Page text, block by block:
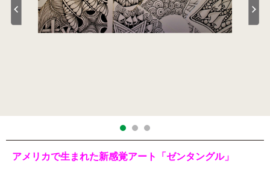
アメリカで生まれた新感覚アート「ゼンタングル」